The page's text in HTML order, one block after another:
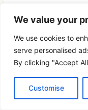
We value your
We use cookies to
serve personalised
By clicking "Accept
Customise
Tür
wartet
Karl May wollte
er von einer
sächsischer